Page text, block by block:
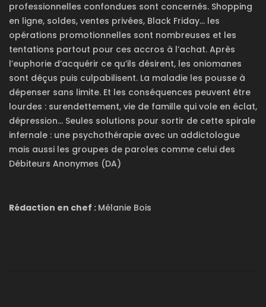
professionnelles confondues sont concernés. Shopping
en ligne, soldes, ventes privées, Black Friday… les
opérations promotionnelles sont nombreuses et les
tentations partout pour ces accros à l’achat. Après
l’euphorie d’acquérir ce qu’ils désirent, les oniomanes
sont déçus puis culpabilisent. La maladie les pousse à
dépenser sans limite. Et les conséquences peuvent être
lourdes : surendettement, vie de famille qui vole en éclat,
dépression… Seules solutions pour sortir de cette spirale
infernale : une psychothérapie avec un addictologue
mais aussi les groupes de paroles comme celui des
Débiteurs Anonymes (DA)
Rédaction en chef : Mélanie Bois